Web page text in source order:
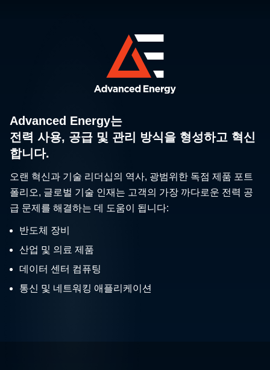
Advanced Energy는
전력 사용, 공급 및 관리 방식을 형성하고 혁신
합니다.
오랜 혁신과 기술 리더십의 역사, 광범위한 독점 제품 포트
폴리오, 글로벌 기술 인재는 고객의 가장 까다로운 전력 공
급 문제를 해결하는 데 도움이 됩니다:
반도체 장비
산업 및 의료 제품
데이터 센터 컴퓨팅
통신 및 네트워킹 애플리케이션